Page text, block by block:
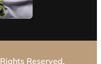
Reserved.